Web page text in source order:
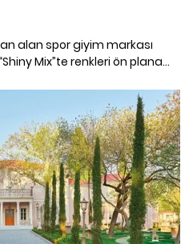
alan spor giyim markası
Mix”te renkleri ön plana